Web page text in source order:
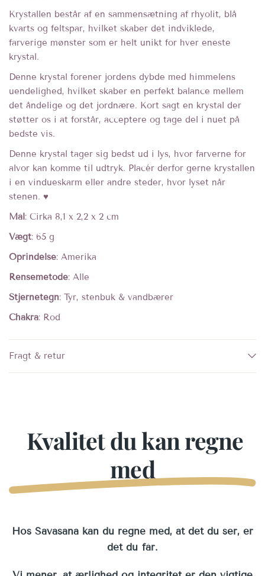
Krystallen består af en sammensætning af rhyolit, blå
kvarts og feltspar, hvilket skaber det indviklede,
farverige mønster som er helt unikt for hver eneste
krystal.
Denne krystal forener jordens dybde med himmelens
uendelighed, hvilket skaber en perfekt balance mellem
det åndelige og det jordnære. Kort sagt en krystal der
støtter os i at forstår, acceptere og tage del i nuet på
bedste vis.
Denne krystal tager sig bedst ud i lys, hvor farverne for
alvor kan komme til udtryk. Placér derfor gerne krystallen
i en vindueskarm eller andre steder, hvor lyset når
stenen. ♥︎
Mål: Cirka 8,1 x 2,2 x 2 cm
Vægt: 65 g
Oprindelse: Amerika
Rensemetode: Alle
Stjernetegn:Tyr, stenbuk & vandbærer
Chakra: Rod
Fragt & retur
Kvalitet du kan regne
med
Hos Savasana kan du regne med, at det du ser, er
dét du får.